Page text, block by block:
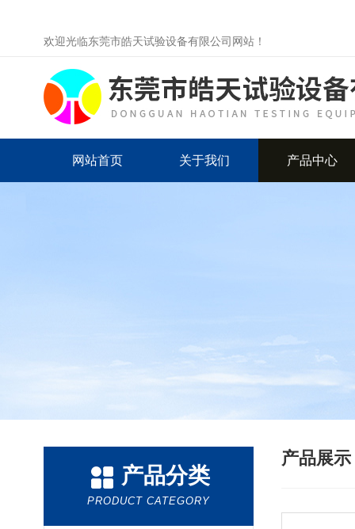
欢迎光临东莞市皓天试验设备有限公司网站！
网站首页 关于我们 产品中心
产品分类
PRODUCT CATEGORY
产品展示